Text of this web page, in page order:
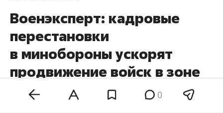
Военэксперт: кадровые
перестановки
в минобороны ускорят
продвижение войск в зоне
СВО
0